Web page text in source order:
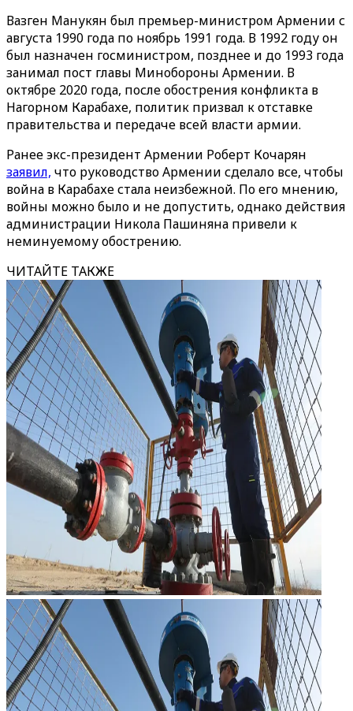
Вазген Манукян был премьер-министром Армении с
августа 1990 года по ноябрь 1991 года. В 1992 году он
был назначен госминистром, позднее и до 1993 года
занимал пост главы Минобороны Армении. В
октябре 2020 года, после обострения конфликта в
Нагорном Карабахе, политик призвал к отставке
правительства и передаче всей власти армии.
Ранее экс-президент Армении Роберт Кочарян
заявил, что руководство Армении сделало все, чтобы
война в Карабахе стала неизбежной. По его мнению,
войны можно было и не допустить, однако действия
администрации Никола Пашиняна привели к
неминуемому обострению.
ЧИТАЙТЕ ТАКЖЕ